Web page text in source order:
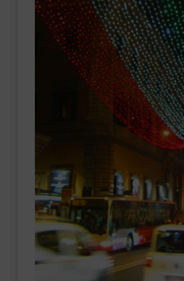
___________________________
VEURE EN CATALÀ